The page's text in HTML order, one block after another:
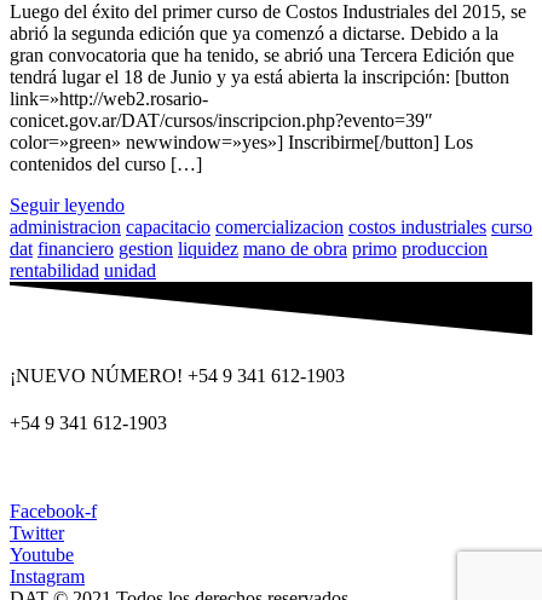
Luego del éxito del primer curso de Costos Industriales del 2015, se
abrió la segunda edición que ya comenzó a dictarse. Debido a la
gran convocatoria que ha tenido, se abrió una Tercera Edición que
tendrá lugar el 18 de Junio y ya está abierta la inscripción: [button
link=»http://web2.rosario-
conicet.gov.ar/DAT/cursos/inscripcion.php?evento=39″
color=»green» newwindow=»yes»] Inscribirme[/button] Los
contenidos del curso […]
Seguir leyendo
administracion capacitacio comercializacion costos industriales curso
dat financiero gestion liquidez mano de obra primo produccion
rentabilidad unidad
¡NUEVO NÚMERO! +54 9 341 612-1903
+54 9 341 612-1903
Facebook-f
Twitter
Youtube
Instagram